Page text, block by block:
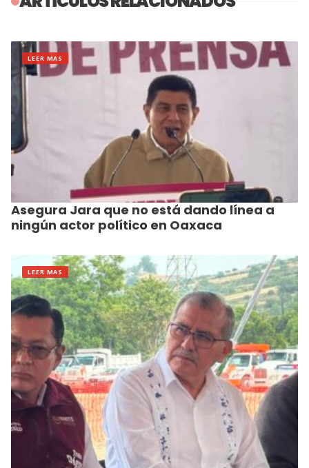
LEER MAS
Asegura Jara que no está dando línea a
ningún actor político en Oaxaca
LEER MAS